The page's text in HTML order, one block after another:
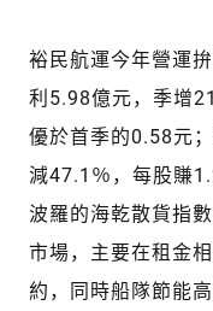
裕民航運今年營運
利5.98億元，季增
優於首季的0.58元
減47.1％，每股賺
波羅的海乾散貨指
市場，主要在租金
約，同時船隊節能